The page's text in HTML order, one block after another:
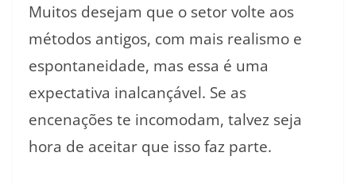
Muitos desejam que o setor volte aos
métodos antigos, com mais realismo e
espontaneidade, mas essa é uma
expectativa inalcançável. Se as
encenações te incomodam, talvez seja
hora de aceitar que isso faz parte.